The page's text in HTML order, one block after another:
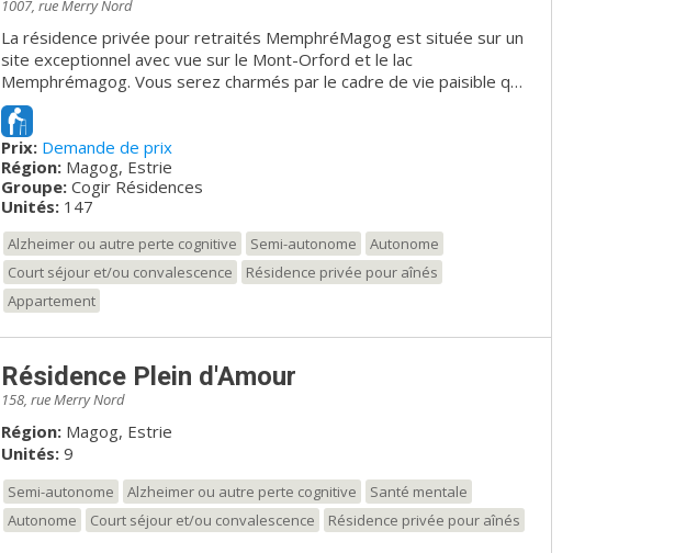
1007, rue Merry Nord
La résidence privée pour retraités MemphréMagog est située sur un
site exceptionnel avec vue sur le Mont-Orford et le lac
Memphrémagog. Vous serez charmés par le cadre de vie paisible qui
y règne. L’équipe chevronnée et dévouée propose des services
attentifs et personnalisés afin de répondre à vos besoins et
d’assurer votre mieux-être et votre sécurité en tout temps.
Prix: Demande de prix
Région: Magog, Estrie
Groupe: Cogir Résidences
Unités:147
Alzheimer ou autre perte cognitive Semi-autonome
Autonome
Court séjour et/ou convalescence
Résidence privée pour aînés
Appartement
Résidence Plein d'Amour
158, rue Merry Nord
Région: Magog, Estrie
Unités:9
Semi-autonome Alzheimer ou autre perte cognitive
Santé mentale
Autonome
Court séjour et/ou convalescence Résidence privée pour aînés